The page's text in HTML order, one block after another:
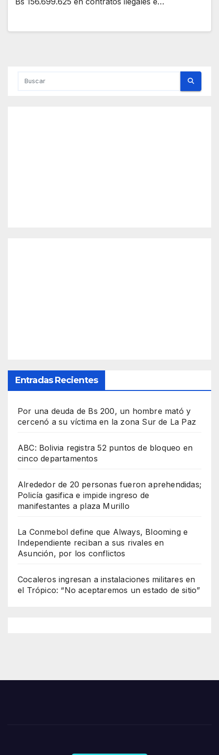
Entradas Recientes
Por una deuda de Bs 200, un hombre mató y
cercenó a su víctima en la zona Sur de La Paz
ABC: Bolivia registra 52 puntos de bloqueo en
cinco departamentos
Alrededor de 20 personas fueron aprehendidas;
Policía gasifica e impide ingreso de
manifestantes a plaza Murillo
La Conmebol define que Always, Blooming e
Independiente reciban a sus rivales en
Asunción, por los conflictos
Cocaleros ingresan a instalaciones militares en
el Trópico: “No aceptaremos un estado de sitio”